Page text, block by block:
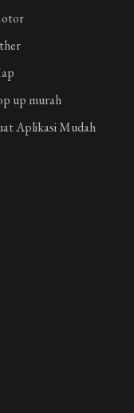
up murah
Aplikasi Mudah